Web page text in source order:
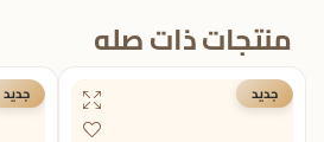
منتجات ذات صله
جديد جديد